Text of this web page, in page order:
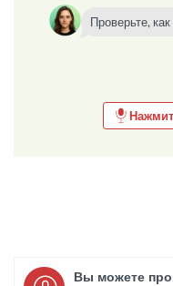
Проверьте,
Вы можете